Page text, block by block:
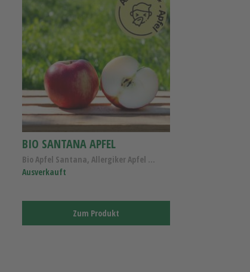
BIO SANTANA APFEL
Bio Apfel Santana, Allergiker Apfel Kl.I DE-ÖKO-006
Ausverkauft
Zum Produkt